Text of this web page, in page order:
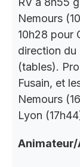
Nemours
10h28 pour
direction du
(tables).
Fusain, et
Nemours
Lyon